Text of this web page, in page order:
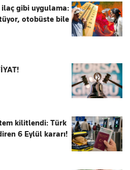
gibi uygulama:
otobüste bile
kilitlendi: Türk
6 Eylül kararı!